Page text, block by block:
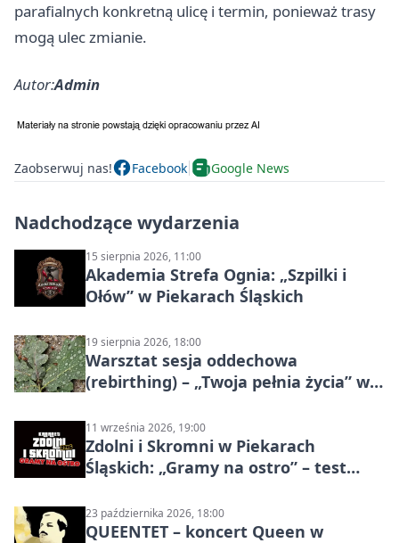
parafialnych konkretną ulicę i termin, ponieważ trasy
mogą ulec zmianie.
Autor:Admin
Zaobserwuj nas! Facebook Google News
Nadchodzące wydarzenia
15 sierpnia 2026, 11:00
Akademia Strefa Ognia: „Szpilki i
Ołów” w Piekarach Śląskich
19 sierpnia 2026, 18:00
Warsztat sesja oddechowa
(rebirthing) – „Twoja pełnia życia” w
11 września 2026, 19:00
Zdolni i Skromni w Piekarach
Śląskich: „Gramy na ostro” – test
23 października 2026, 18:00
QUEENTET – koncert Queen w